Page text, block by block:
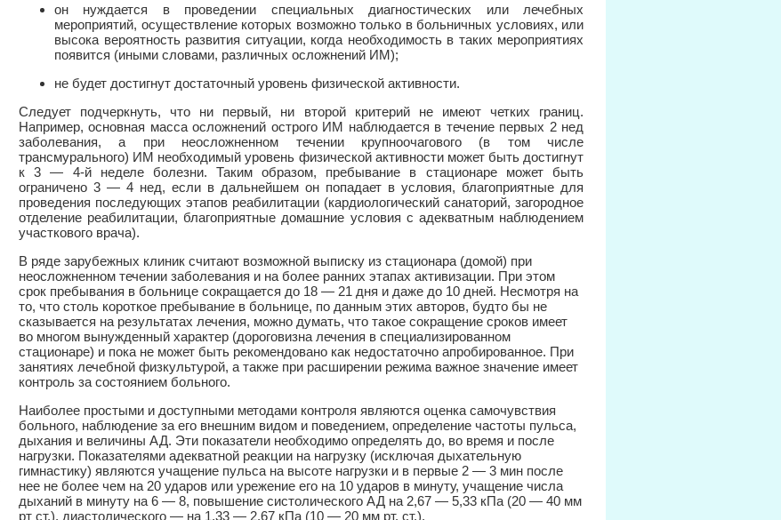
он нуждается в проведении специальных диагностических или лечебных
мероприятий, осуществление которых возможно только в больничных условиях, или
высока вероятность развития ситуации, когда необходимость в таких мероприятиях
появится (иными словами, различных осложнений ИМ);
не будет достигнут достаточный уровень физической активности.
Следует подчеркнуть, что ни первый, ни второй критерий не имеют четких границ.
Например, основная масса осложнений острого ИМ наблюдается в течение первых 2 нед
заболевания, а при неосложненном течении крупноочагового (в том числе
трансмурального) ИМ необходимый уровень физической активности может быть достигнут
к 3 — 4-й неделе болезни. Таким образом, пребывание в стационаре может быть
ограничено 3 — 4 нед, если в дальнейшем он попадает в условия, благоприятные для
проведения последующих этапов реабилитации (кардиологический санаторий, загородное
отделение реабилитации, благоприятные домашние условия с адекватным наблюдением
участкового врача).
В ряде зарубежных клиник считают возможной выписку из стационара (домой) при
неосложненном течении заболевания и на более ранних этапах активизации. При этом
срок пребывания в больнице сокращается до 18 — 21 дня и даже до 10 дней. Несмотря на
то, что столь короткое пребывание в больнице, по данным этих авторов, будто бы не
сказывается на результатах лечения, можно думать, что такое сокращение сроков имеет
во многом вынужденный характер (дороговизна лечения в специализированном
стационаре) и пока не может быть рекомендовано как недостаточно апробированное. При
занятиях лечебной физкультурой, а также при расширении режима важное значение имеет
контроль за состоянием больного.
Наиболее простыми и доступными методами контроля являются оценка самочувствия
больного, наблюдение за его внешним видом и поведением, определение частоты пульса,
дыхания и величины АД. Эти показатели необходимо определять до, во время и после
нагрузки. Показателями адекватной реакции на нагрузку (исключая дыхательную
гимнастику) являются учащение пульса на высоте нагрузки и в первые 2 — 3 мин после
нее не более чем на 20 ударов или урежение его на 10 ударов в минуту, учащение числа
дыханий в минуту на 6 — 8, повышение систолического АД на 2,67 — 5,33 кПа (20 — 40 мм
рт ст.), диастолического — на 1,33 — 2,67 кПа (10 — 20 мм рт. ст.).